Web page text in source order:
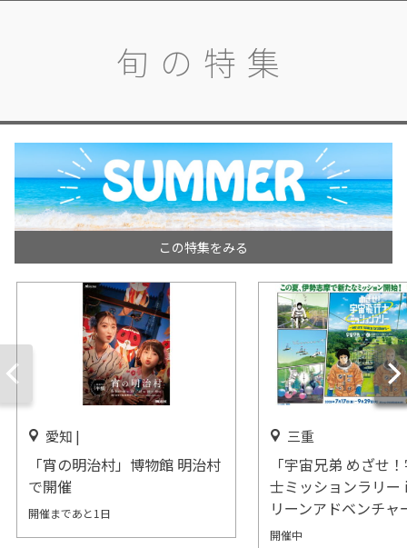
旬の特集
この特集をみる
愛知 |
「宵の明治村」博物館 明治村
で開催
開催まであと1日
三重
「宇宙兄弟 めざせ
士ミッションラリー
リーンアドベンチャ
開催中